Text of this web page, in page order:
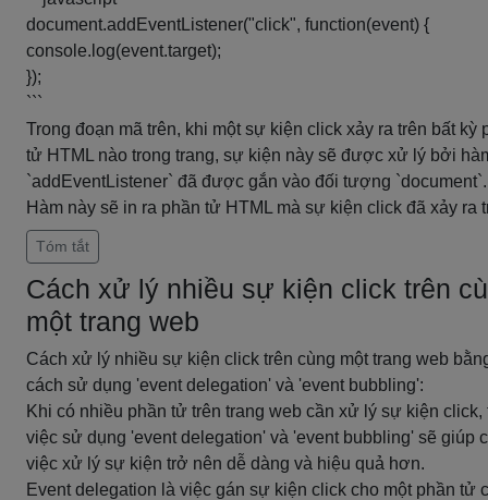
document.addEventListener("click", function(event) {
console.log(event.target);
});
```
Trong đoạn mã trên, khi một sự kiện click xảy ra trên bất kỳ
tử HTML nào trong trang, sự kiện này sẽ được xử lý bởi
`addEventListener` đã được gắn vào đối tượng `document`.
Hàm này sẽ in ra phần tử HTML mà sự kiện click đã xảy ra
Tóm tắt
Cách xử lý nhiều sự kiện click trên
một trang web
Cách xử lý nhiều sự kiện click trên cùng một trang web
cách sử dụng 'event delegation' và 'event bubbling':
Khi có nhiều phần tử trên trang web cần xử lý sự kiện click,
việc sử dụng 'event delegation' và 'event bubbling' sẽ giúp
việc xử lý sự kiện trở nên dễ dàng và hiệu quả hơn.
Event delegation là việc gán sự kiện click cho một phần tử